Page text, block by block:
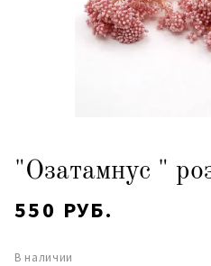
"Озатамнус "
550 РУБ.
В наличии